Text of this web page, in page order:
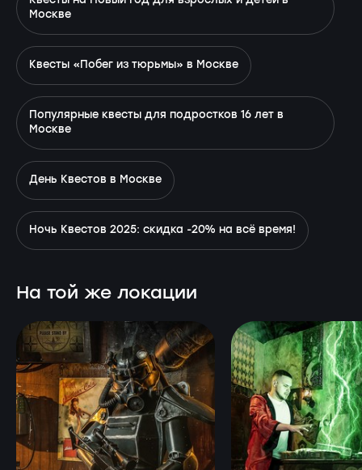
Москве
Квесты «Побег из тюрьмы» в Москве
Популярные квесты для подростков 16 лет в
Москве
День Квестов в Москве
Ночь Квестов 2025: скидка -20% на всё время!
На той же локации